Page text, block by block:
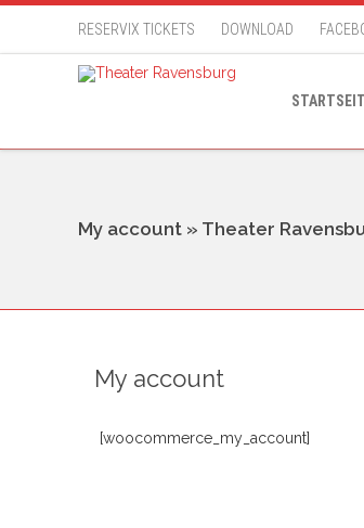
RESERVIX TICKETS DOWNLOAD
My account » Theater
My account
[woocommerce_my_account]